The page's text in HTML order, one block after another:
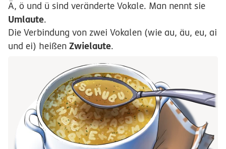
Ä, ö und ü sind veränderte Vokale. Man nennt sie
Umlaute.
Die Verbindung von zwei Vokalen (wie au, äu, eu, ai
und ei) heißen Zwielaute.